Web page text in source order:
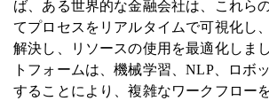
ば、ある世界的な金融会社は、これら
てプロセスをリアルタイムで可視化し
解決し、リソースの使用を最適化しま
トフォームは、機械学習、NLP、ロボ
することにより、複雑なワークフロー